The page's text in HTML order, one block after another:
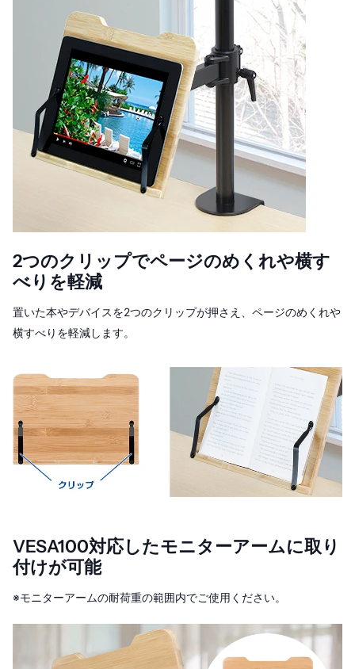
2つのクリップでページのめくれや横す
べりを軽減
置いた本やデバイスを2つのクリップが押さえ、ページのめくれや
横すべりを軽減します。
VESA100対応したモニターアームに取り
付けが可能
※モニターアームの耐荷重の範囲内でご使用ください。